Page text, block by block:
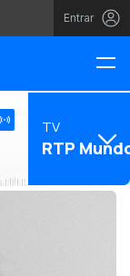
Entrar
TV
RTP